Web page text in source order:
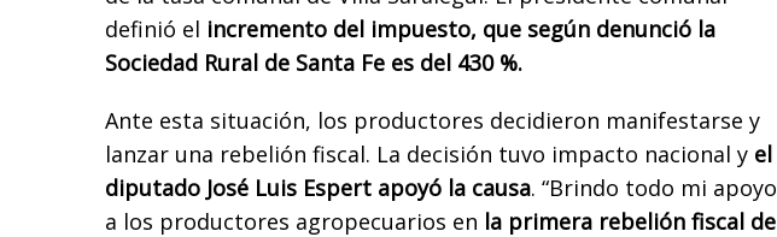
definió el incremento del impuesto, que según denunció la
Sociedad Rural de Santa Fe es del 430 %.
Ante esta situación, los productores decidieron manifestarse y
lanzar una rebelión fiscal. La decisión tuvo impacto nacional y el
diputado José Luis Espert apoyó la causa. “Brindo todo mi apoyo
a los productores agropecuarios en la primera rebelión fiscal de